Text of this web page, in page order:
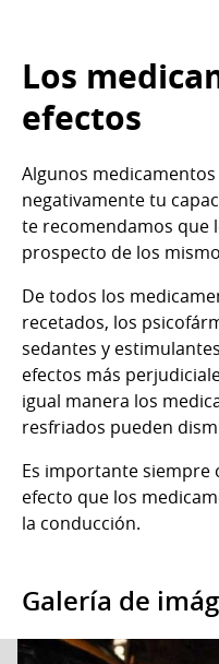
Los
efectos
Algunos
negativamente tu
te recomendamos que
prospecto de los
De todos los
recetados, los
sedantes y
efectos más
igual manera los
resfriados pueden
Es importante siempre
efecto que los
la conducción.
Galería de